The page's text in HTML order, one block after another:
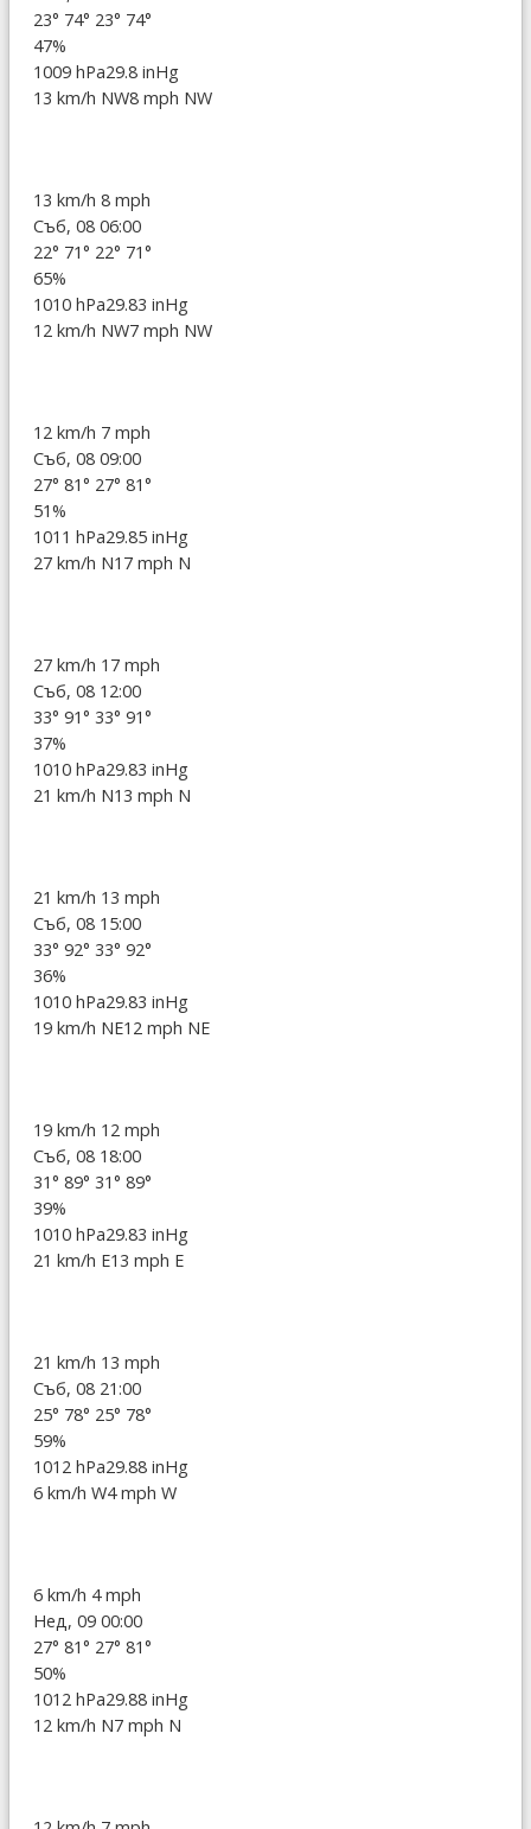
23° 74° 23° 74°
47%
1009 hPa29.8 inHg
13 km/h NW8 mph NW
13 km/h 8 mph
Съб, 08 06:00
22° 71° 22° 71°
65%
1010 hPa29.83 inHg
12 km/h NW7 mph NW
12 km/h 7 mph
Съб, 08 09:00
27° 81° 27° 81°
51%
1011 hPa29.85 inHg
27 km/h N17 mph N
27 km/h 17 mph
Съб, 08 12:00
33° 91° 33° 91°
37%
1010 hPa29.83 inHg
21 km/h N13 mph N
21 km/h 13 mph
Съб, 08 15:00
33° 92° 33° 92°
36%
1010 hPa29.83 inHg
19 km/h NE12 mph NE
19 km/h 12 mph
Съб, 08 18:00
31° 89° 31° 89°
39%
1010 hPa29.83 inHg
21 km/h E13 mph E
21 km/h 13 mph
Съб, 08 21:00
25° 78° 25° 78°
59%
1012 hPa29.88 inHg
6 km/h W4 mph W
6 km/h 4 mph
Нед, 09 00:00
27° 81° 27° 81°
50%
1012 hPa29.88 inHg
12 km/h N7 mph N